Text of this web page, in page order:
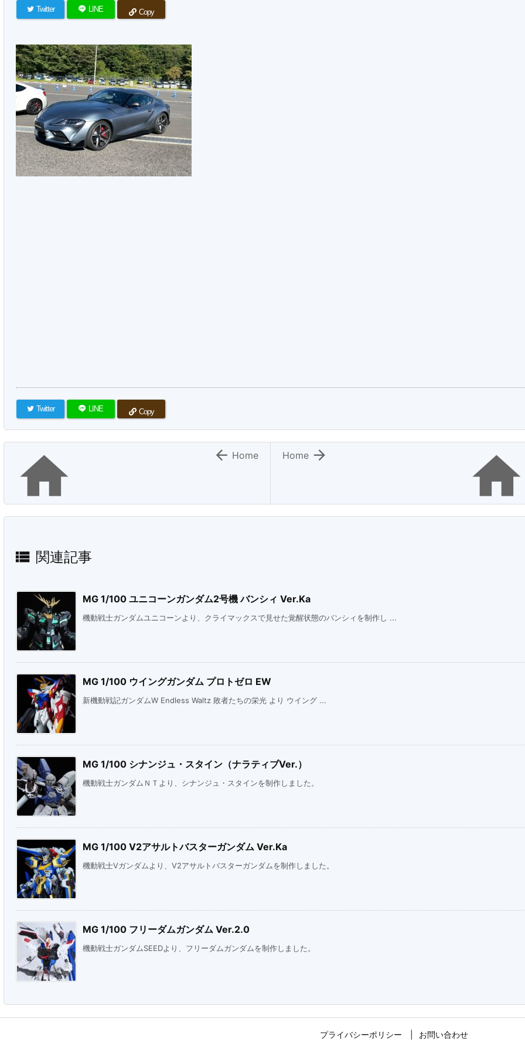
Twitter LINE Copy
Twitter LINE Copy


Home
  Home
 関連記事
MG 1/100 ユニコーンガンダム2号機 バンシィ Ver.Ka
機動戦士ガンダムユニコーンより、クライマックスで見せた覚醒状態のバンシィを制作し ...
MG 1/100 ウイングガンダム プロトゼロ EW
新機動戦記ガンダムW Endless Waltz 敗者たちの栄光 より ウイング ...
MG 1/100 シナンジュ・スタイン（ナラティブVer.）
機動戦士ガンダムＮＴより、シナンジュ・スタインを制作しました。
MG 1/100 V2アサルトバスターガンダム Ver.Ka
機動戦士Vガンダムより、V2アサルトバスターガンダムを制作しました。
MG 1/100 フリーダムガンダム Ver.2.0
機動戦士ガンダムSEEDより、フリーダムガンダムを制作しました。
プライバシーポリシー お問い合わせ